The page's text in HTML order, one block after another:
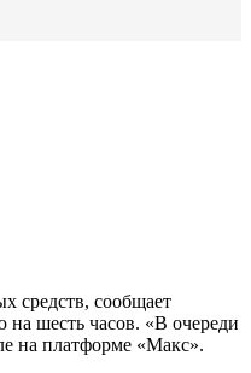
средств, сообщает
шесть часов. «В очереди
на платформе «Макс».